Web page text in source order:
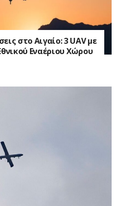
στο Αιγαίο: 3 UAV με
Εναέριου Χώρου